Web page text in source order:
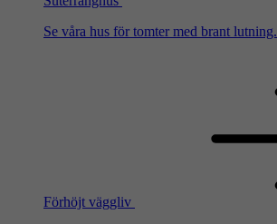
Se våra hus för tomter med brant lutning.
Förhöjt väggliv